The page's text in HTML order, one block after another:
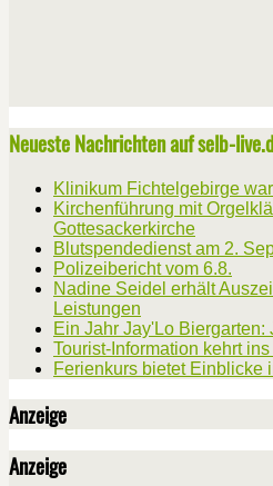
Neueste Nachrichten auf selb-
Klinikum Fichtelgebirge
Kirchenführung mit
Gottesackerkirche
Blutspendedienst am 2.
Polizeibericht vom 6.8.
Nadine Seidel erhält
Leistungen
Ein Jahr Jay'Lo
Tourist-Information kehrt
Ferienkurs bietet Einblicke
Anzeige
Anzeige